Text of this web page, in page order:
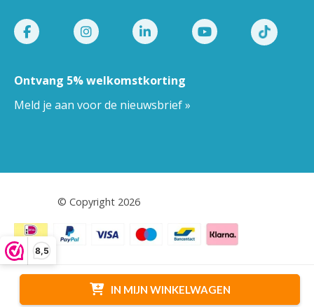
8,5
IN MIJN WINKELWAGEN
Ontvang 5% welkomstkorting
Meld je aan voor de nieuwsbrief »
© Copyright 2026
Algemene voorwaarden-Privacy-Cookies